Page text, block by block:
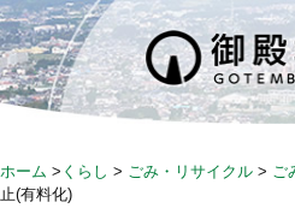
S
k
i
p
c
ホーム > くらし > ごみ・リサイクル > ご
止(有料化)